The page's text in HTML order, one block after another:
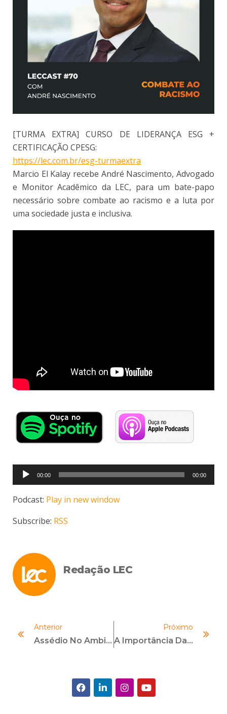
[TURMA EXTRA] CURSO DE LIDERANÇA ESG +
CERTIFICAÇÃO CPESG:
https://lec.com.br/esg-turmaextra
Marcio El Kalay recebe André Nascimento, Advogado
e Monitor Acadêmico da LEC, para um bate-papo
necessário sobre combate ao racismo e a luta por
uma sociedade justa e inclusiva.
Tocador
de
áudio
00:00 00:00
Podcast: Play in new window
Subscribe: RSS
Redação LEC
Anterior
Assédio No Ambiente De Trabalho: Como A Pressão Excessiva Pode Ser Um Risco De Compliance
Próximo
A Importância Da Ética E Da Cultura Organizacional, Na Governança Corporativa E No ESG